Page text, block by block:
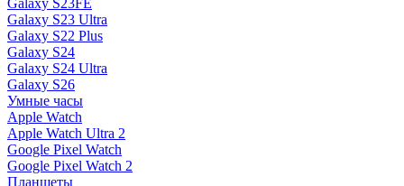
Galaxy S23FE
Galaxy S23 Ultra
Galaxy S22 Plus
Galaxy S24
Galaxy S24 Ultra
Galaxy S26
Умные часы
Apple Watch
Apple Watch Ultra 2
Google Pixel Watch
Google Pixel Watch 2
Планшеты